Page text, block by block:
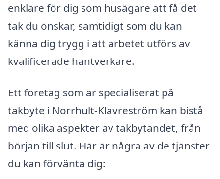
enklare för dig som husägare att få det
tak du önskar, samtidigt som du kan
känna dig trygg i att arbetet utförs av
kvalificerade hantverkare.
Ett företag som är specialiserat på
takbyte i Norrhult-Klavreström kan bistå
med olika aspekter av takbytandet, från
början till slut. Här är några av de tjänster
du kan förvänta dig: